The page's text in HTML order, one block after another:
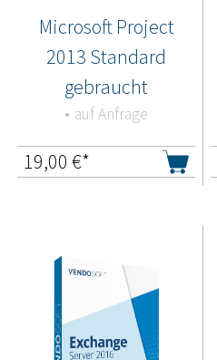
Microsoft Project
2013 Standard
gebraucht
auf Anfrage
19,00 €*